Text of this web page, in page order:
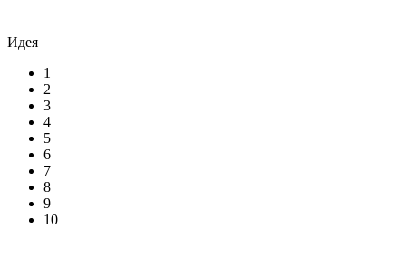
Идея
1
2
3
4
5
6
7
8
9
10